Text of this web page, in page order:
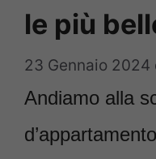
le più
23 Gennaio 2024
Andiamo alla